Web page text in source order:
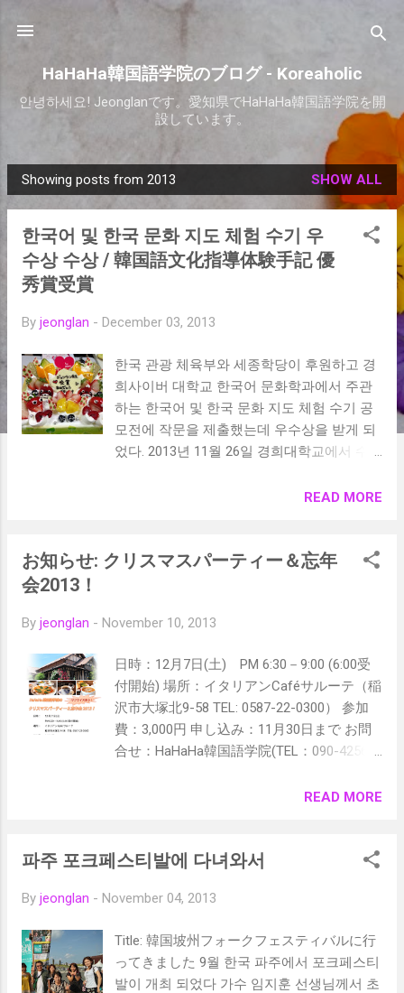
HaHaHa韓国語学院のブログ - Koreaholic
안녕하세요! Jeonglanです。愛知県でHaHaHa韓国語学院を開
設しています。
P
o
Showing posts from 2013 SHOW ALL
한국어 및 한국 문화 지도 체험 수기 우
수상 수상 / 韓国語文化指導体験手記 優
秀賞受賞
By jeonglan - December 03, 2013
한국 관광 체육부와 세종학당이 후원하고 경
희사이버 대학교 한국어 문화학과에서 주관
하는 한국어 및 한국 문화 지도 체험 수기 공
모전에 작문을 제출했는데 우수상을 받게 되
었다. 2013년 11월 26일 경희대학교에서 수
해 주기 위해 양미경 선생님께서 와 주셨다.
주었다. 난 그들의 활약들을 대신해 글로 썼
READ MORE
お知らせ: クリスマスパーティー＆忘年
会2013！
By jeonglan - November 10, 2013
日時：12月7日(土) PM 6:30－9:00 (6:00受
付開始) 場所：イタリアンCaféサルーテ（稲
沢市大塚北9-58 TEL: 0587-22-0300） 参加
費：3,000円 申し込み：11月30日まで お問
合せ：HaHaHa韓国語学院(TEL：090-4256-
READ MORE
파주 포크페스티발에 다녀와서
By jeonglan - November 04, 2013
Title: 韓国坡州フォークフェスティバルに行
ってきました 9월 한국 파주에서 포크페스티
발이 개최 되었다 가수 임지훈 선생님께서 초